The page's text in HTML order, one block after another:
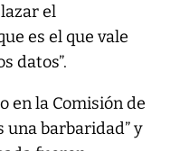
el
es el que vale
datos”.
en la Comisión de
una barbaridad” y